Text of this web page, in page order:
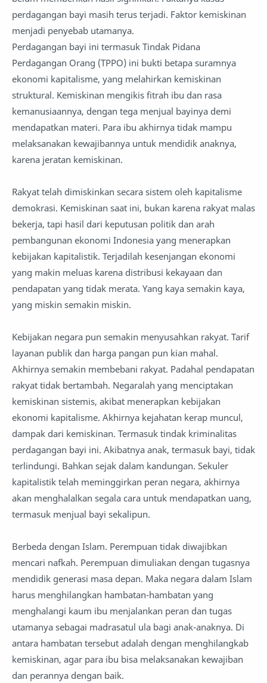
perdagangan bayi masih terus terjadi. Faktor kemiskinan
menjadi penyebab utamanya.
Perdagangan bayi ini termasuk Tindak Pidana
Perdagangan Orang (TPPO) ini bukti betapa suramnya
ekonomi kapitalisme, yang melahirkan kemiskinan
struktural. Kemiskinan mengikis fitrah ibu dan rasa
kemanusiaannya, dengan tega menjual bayinya demi
mendapatkan materi. Para ibu akhirnya tidak mampu
melaksanakan kewajibannya untuk mendidik anaknya,
karena jeratan kemiskinan.
Rakyat telah dimiskinkan secara sistem oleh kapitalisme
demokrasi. Kemiskinan saat ini, bukan karena rakyat malas
bekerja, tapi hasil dari keputusan politik dan arah
pembangunan ekonomi Indonesia yang menerapkan
kebijakan kapitalistik. Terjadilah kesenjangan ekonomi
yang makin meluas karena distribusi kekayaan dan
pendapatan yang tidak merata. Yang kaya semakin kaya,
yang miskin semakin miskin.
Kebijakan negara pun semakin menyusahkan rakyat. Tarif
layanan publik dan harga pangan pun kian mahal.
Akhirnya semakin membebani rakyat. Padahal pendapatan
rakyat tidak bertambah. Negaralah yang menciptakan
kemiskinan sistemis, akibat menerapkan kebijakan
ekonomi kapitalisme. Akhirnya kejahatan kerap muncul,
dampak dari kemiskinan. Termasuk tindak kriminalitas
perdagangan bayi ini. Akibatnya anak, termasuk bayi, tidak
terlindungi. Bahkan sejak dalam kandungan. Sekuler
kapitalistik telah meminggirkan peran negara, akhirnya
akan menghalalkan segala cara untuk mendapatkan uang,
termasuk menjual bayi sekalipun.
Berbeda dengan Islam. Perempuan tidak diwajibkan
mencari nafkah. Perempuan dimuliakan dengan tugasnya
mendidik generasi masa depan. Maka negara dalam Islam
harus menghilangkan hambatan-hambatan yang
menghalangi kaum ibu menjalankan peran dan tugas
utamanya sebagai madrasatul ula bagi anak-anaknya. Di
antara hambatan tersebut adalah dengan menghilangkab
kemiskinan, agar para ibu bisa melaksanakan kewajiban
dan perannya dengan baik.